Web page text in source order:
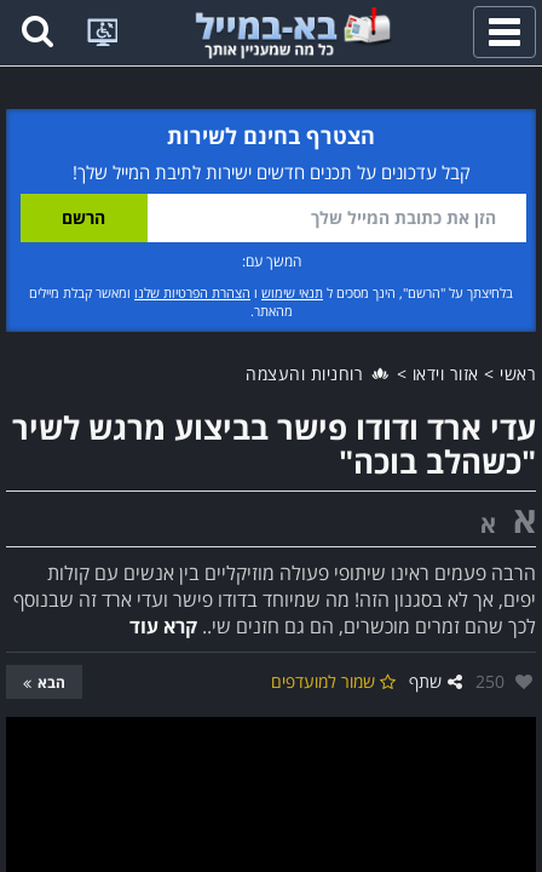
פתח
תפריט
הצטרף בחינם לשירות
קבל עדכונים על תכנים חדשים ישירות לתיבת המייל שלך!
המשך עם:
בלחיצתך על "הרשם", הינך מסכים ל תנאי שימוש ו הצהרת הפרטיות שלנו ומאשר קבלת מיילים
מהאתר.
ראשי > אזור וידאו > רוחניות והעצמה
עדי ארד ודודו פישר בביצוע מרגש לשיר
"כשהלב בוכה"
א א
הרבה פעמים ראינו שיתופי פעולה מוזיקליים בין אנשים עם קולות
יפים, אך לא בסגנון הזה! מה שמיוחד בדודו פישר ועדי ארד זה שבנוסף
לכך שהם זמרים מוכשרים, הם גם חזנים שי.. קרא עוד
אהבו:
250 שתף שמור למועדפים הבא